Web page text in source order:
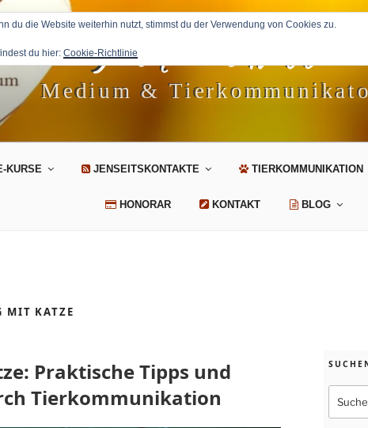
Petra Avila
Medium &
KURSE JENSEITSKONTAKTE TIERKOMMUNIKATION
HONORAR KONTAKT BLOG
MIT KATZE
Praktische Tipps und
Tierkommunikation
nach:
du die Website weiterhin nutzt, stimmst du der Verwendung von Cookies zu.
du hier: Cookie-Richtlinie